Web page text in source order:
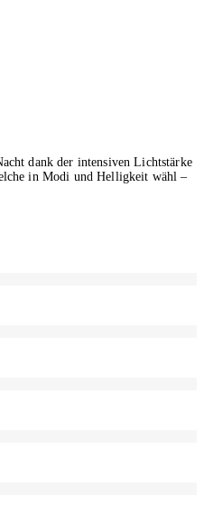
dank der intensiven Lichtstärke
in Modi und Helligkeit wähl –
einfachen Aufladen des Lithium-
flexiblem Silikonhalter
m sichtbar